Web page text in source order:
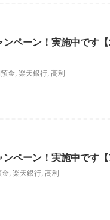
ペーン！実施中です
金, 楽天銀行, 高利
ペーン！実施中です【
金, 楽天銀行, 高利